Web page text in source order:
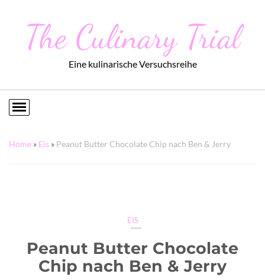
The Culinary Trial
Eine kulinarische Versuchsreihe
Home » Eis » Peanut Butter Chocolate Chip nach Ben & Jerry
EIS
Peanut Butter Chocolate
Chip nach Ben & Jerry